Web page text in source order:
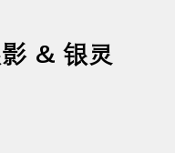
& 银灵